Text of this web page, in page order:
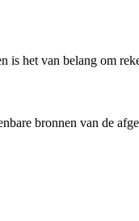
het van belang om
bronnen van de